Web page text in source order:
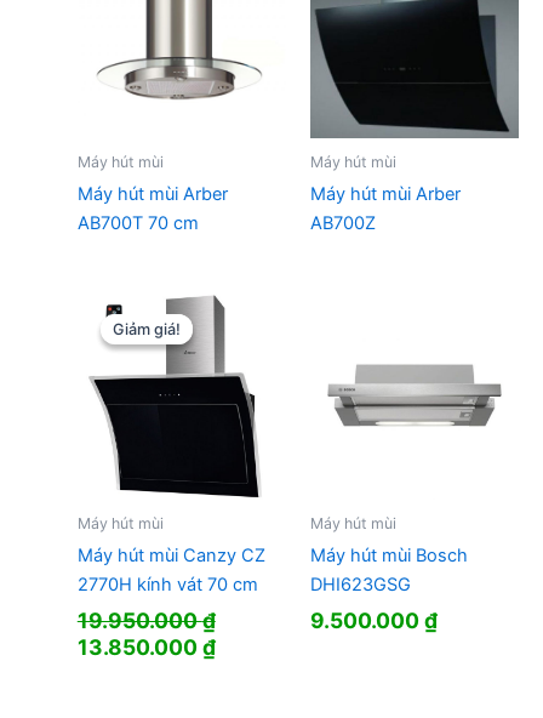
Máy hút mùi
Máy hút mùi Arber
AB700T 70 cm
Máy hút mùi
Máy hút mùi Arber
AB700Z
Giảm giá!
Giảm giá!
Máy hút mùi
Máy hút mùi Canzy CZ
2770H kính vát 70 cm
19.950.000₫
Giá
13.850.000₫Giá
Máy hút mùi
Máy hút mùi Bosch
DHI623GSG
9.500.000₫